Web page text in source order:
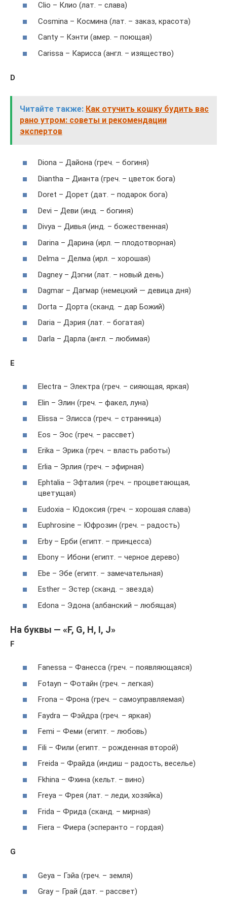
Clio – Клио (лат. – слава)
Cosmina – Космина (лат. – заказ, красота)
Canty – Кэнти (амер. – поющая)
Carissa – Карисса (англ. – изящество)
D
Читайте также: Как отучить кошку будить вас
рано утром: советы и рекомендации
экспертов
Diona – Дайона (греч. – богиня)
Diantha – Дианта (греч. – цветок бога)
Doret – Дорет (дат. – подарок бога)
Devi – Деви (инд. – богиня)
Divya – Дивья (инд. – божественная)
Darina – Дарина (ирл. — плодотворная)
Delma – Делма (ирл. – хорошая)
Dagney – Дэгни (лат. – новый день)
Dagmar – Дагмар (немецкий — девица дня)
Dorta – Дорта (сканд. – дар Божий)
Daria – Дэрия (лат. – богатая)
Darla – Дарла (англ. – любимая)
E
Electra – Электра (греч. – сияющая, яркая)
Elin – Элин (греч. – факел, луна)
Elissa – Элисса (греч. – странница)
Eos – Эос (греч. – рассвет)
Erika – Эрика (греч. – власть работы)
Erlia – Эрлия (греч. – эфирная)
Ephtalia – Эфталия (греч. – процветающая,
цветущая)
Eudoxia – Юдоксия (греч. – хорошая слава)
Euphrosine – Юфрозин (греч. – радость)
Erby – Ерби (египт. – принцесса)
Ebony – Ибони (египт. – черное дерево)
Ebe – Эбе (египт. – замечательная)
Esther – Эстер (сканд. – звезда)
Edona – Эдона (албанский – любящая)
На буквы — «F, G, H, I, J»
F
Fanessa – Фанесса (греч. – появляющаяся)
Fotayn – Фотайн (греч. – легкая)
Frona – Фрона (греч. – самоуправляемая)
Faydra — Фэйдра (греч. – яркая)
Femi – Феми (египт. – любовь)
Fili – Фили (египт. – рожденная второй)
Freida – Фрайда (индиш – радость, веселье)
Fkhina – Фхина (кельт. – вино)
Freya – Фрея (лат. – леди, хозяйка)
Frida – Фрида (сканд. – мирная)
Fiera – Фиера (эсперанто – гордая)
G
Geya – Гэйа (греч. – земля)
Gray – Грай (дат. – рассвет)